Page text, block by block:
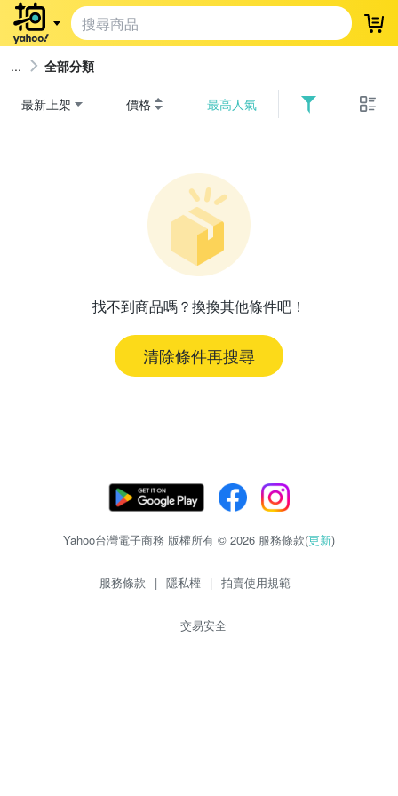
登
全部分類
最新上架 價格 最高人氣
找不到商品嗎？換換其他條件吧！
清除條件再搜尋
Yahoo台灣電子商務 版權所有 © 2026 服務條款(更新)
服務條款 | 隱私權 | 拍賣使用規範
交易安全